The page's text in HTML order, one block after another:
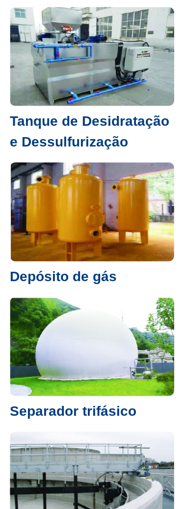
Tanque de Desidratação
e Dessulfurização
Depósito de gás
Separador trifásico